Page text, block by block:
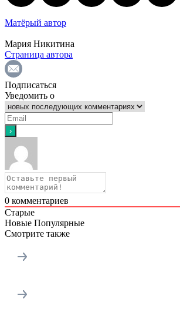
Матёрый автор
Мария Никитина
Страница автора
Подписаться
Уведомить о
0 комментариев
Старые
Новые Популярные
Смотрите также